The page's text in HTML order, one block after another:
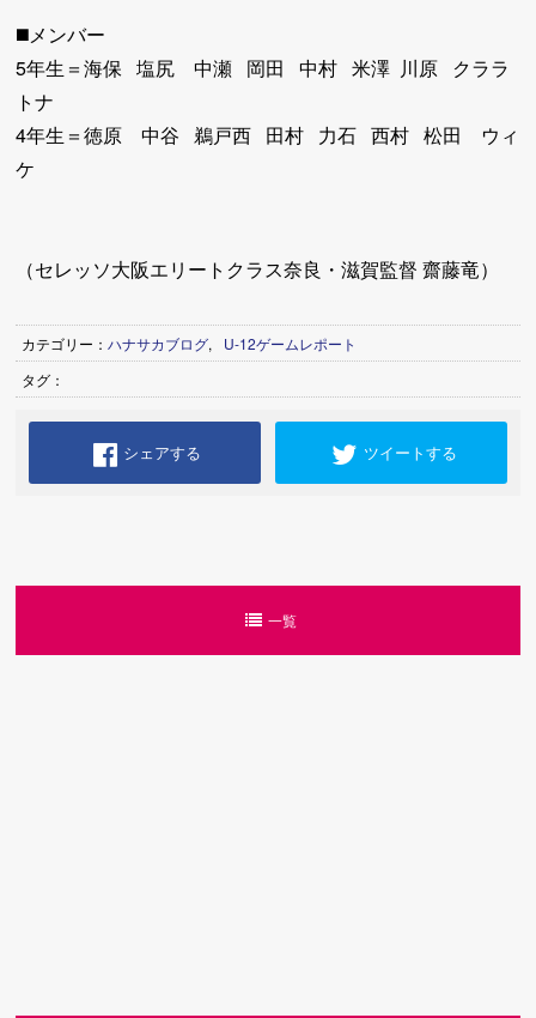
◼️メンバー
5年生＝海保 塩尻 中瀬 岡田 中村 米澤 川原 クララ
トナ
4年生＝徳原 中谷 鵜戸西 田村 力石 西村 松田 ウィ
ケ
（セレッソ大阪エリートクラス奈良・滋賀監督 齋藤竜）
カテゴリー：ハナサカブログ,
U-12ゲームレポート
タグ：
シェアする ツイートする
一覧